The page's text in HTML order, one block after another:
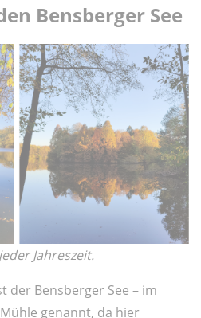
Bensberger See
Jahreszeit.
der Bensberger See – im
genannt, da hier